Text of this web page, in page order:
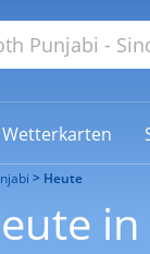
Wetterkarten
Heute